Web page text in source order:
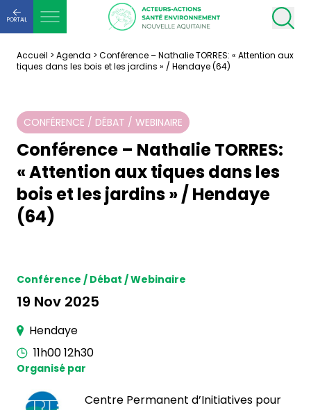
PORTAIL
Accueil > Agenda > Conférence – Nathalie TORRES: « Attention aux
tiques dans les bois et les jardins » / Hendaye (64)
CONFÉRENCE / DÉBAT / WEBINAIRE
Conférence – Nathalie TORRES:
« Attention aux tiques dans les
bois et les jardins » / Hendaye
(64)
Conférence / Débat / Webinaire
19 Nov 2025
Hendaye
11h00 12h30
Organisé par
Centre Permanent d’Initiatives pour